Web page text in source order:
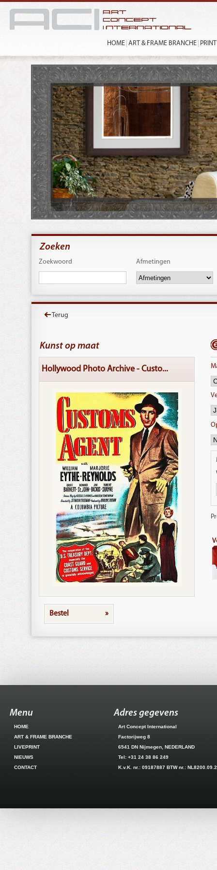
HOME ART & FRAME BRANCHE
Zoeken
Zoekwoord Afmetingen
Terug
Kunst op maat
Hollywood Photo Archive - Custo...
Bestel »
Menu
HOME
ART & FRAME BRANCHE
LIVEPRINT
NIEUWS
CONTACT
Adres gegevens
Art Concept International
Factorijweg 8
6541 DN Nijmegen, NEDERLAND
Tel: +31 24 38 86 249
K.v.K. nr.: 09187887 BTW nr.: